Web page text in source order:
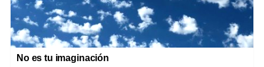
No es tu imaginación